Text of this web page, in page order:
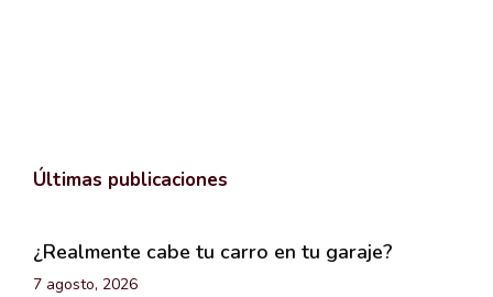
Últimas publicaciones
¿Realmente cabe tu carro en tu garaje?
7 agosto, 2026